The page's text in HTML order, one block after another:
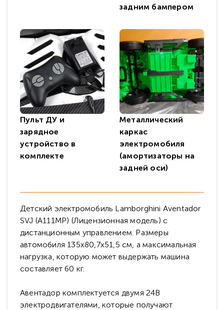
задним бампером
Пульт ДУ и
зарядное
устройство в
комплекте
Металлический
каркас
электромобиля
(амортизаторы на
задней оси)
Детский электромобиль Lamborghini Aventador
SVJ (A111MP) (Лицензионная модель) с
дистанционным управлением. Размеры
автомобиля 135х80,7х51,5 см, а максимальная
нагрузка, которую может выдержать машина
составляет 60 кг.
Авентадор комплектуется двумя 24В
электродвигателями, которые получают